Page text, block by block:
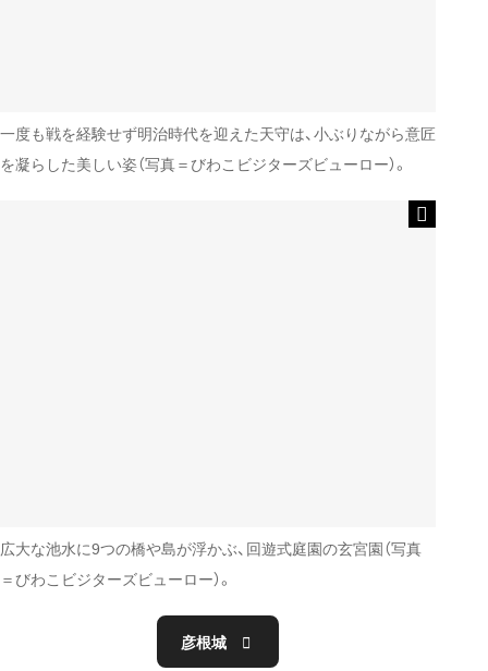
一度も戦を経験せず明治時代を迎えた天守は、小ぶりながら意匠
を凝らした美しい姿（写真＝びわこビジターズビューロー）。
広大な池水に9つの橋や島が浮かぶ、回遊式庭園の玄宮園（写真
＝びわこビジターズビューロー）。
彦根城